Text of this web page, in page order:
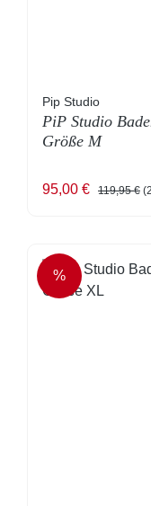
Pip Studio
PiP Studio
Größe M
Verkaufspreis:
95,00 € Regulärer
119,95 €
RABATT
%